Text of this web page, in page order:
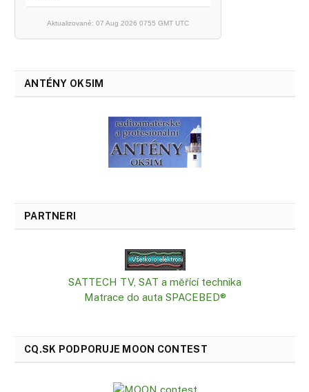
Aktualizované: 07 Aug 2026 0755 GMT UTC
ANTÉNY OK5IM
PARTNERI
SATTECH TV, SAT a měřící technika
Matrace do auta SPACEBED®
CQ.SK PODPORUJE MOON CONTEST